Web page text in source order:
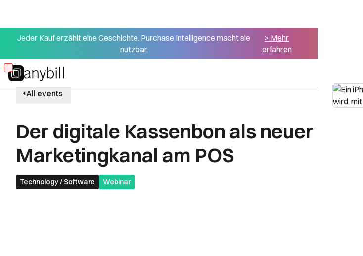
Jeder Kauf erzählt eine Geschichte. Purchase Intelligence macht sie
nutzbar.
> Mehr
erfahren
Skip
to
mainAll events
Der digitale Kassenbon als neuer
Marketingkanal am POS
Technology / Software Webinar